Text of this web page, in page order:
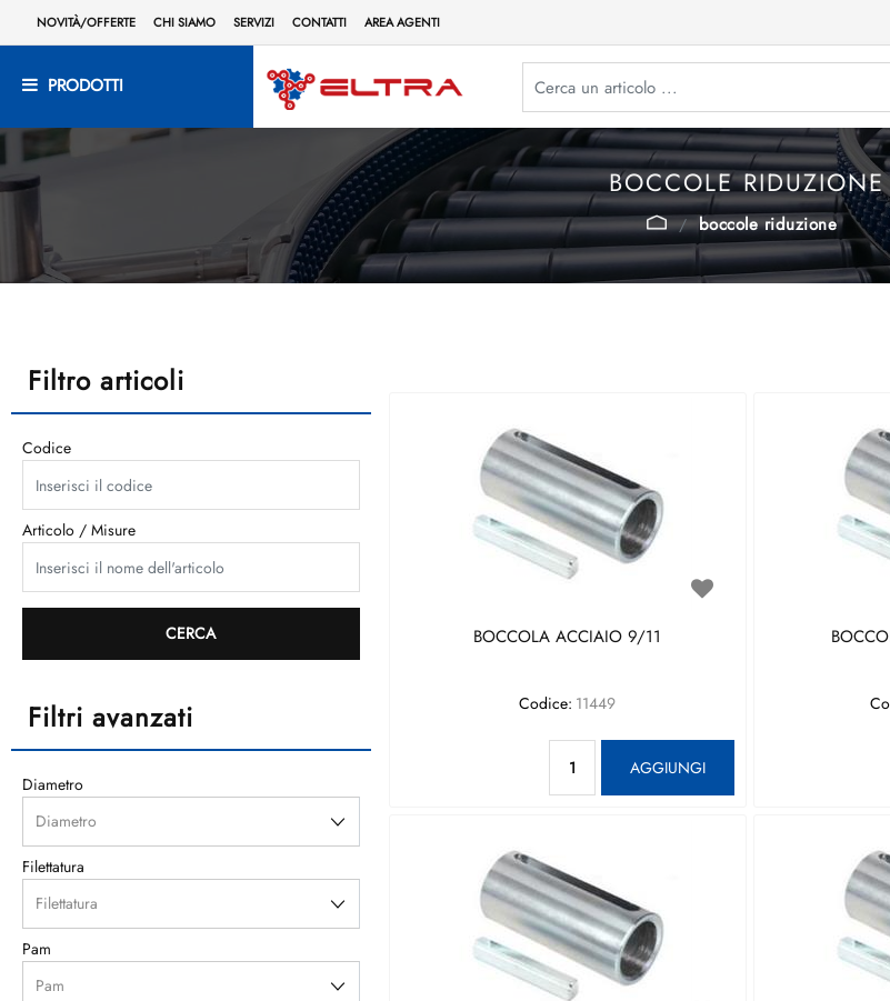
NOVITÀ/OFFERTE CHI SIAMO SERVIZI CONTATTI AREA AGENTI
PRODOTTI
BOCCOLE RIDUZIONE
boccole riduzione
Filtro articoli
Codice
Articolo / Misure
Filtri avanzati
Diametro
Filettatura
Pam
BOCCOLA ACCIAIO 9/11
Codice: 11449
AGGIUNGI